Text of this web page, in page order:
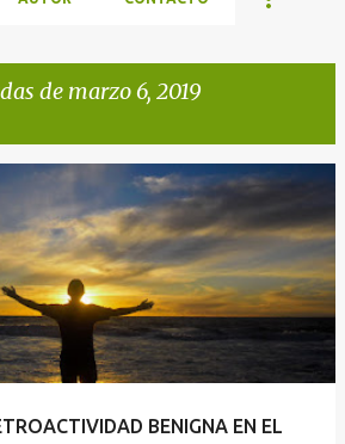
de marzo 6, 2019
BENIGNA EN EL